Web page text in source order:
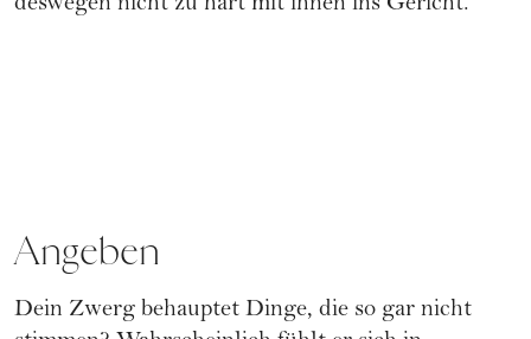
Angeben
Dein Zwerg behauptet Dinge, die so gar nicht